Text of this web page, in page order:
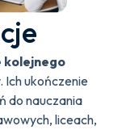
kolejnego
Ich ukończenie
do nauczania
liceach,